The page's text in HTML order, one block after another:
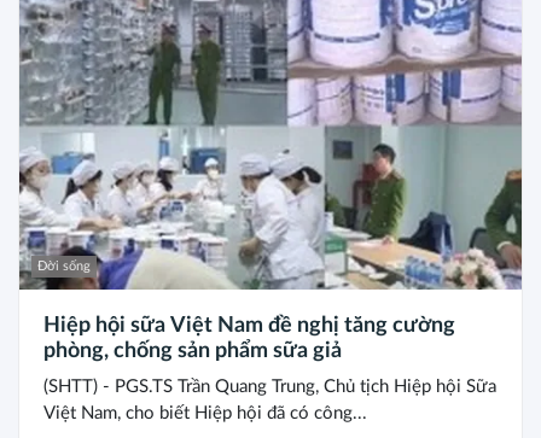
Đời sống
Hiệp hội sữa Việt Nam đề nghị tăng cường
phòng, chống sản phẩm sữa giả
(SHTT) - PGS.TS Trần Quang Trung, Chủ tịch Hiệp hội Sữa
Việt Nam, cho biết Hiệp hội đã có công...